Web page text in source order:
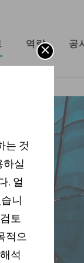
역량 공시
는 것
하실
. 얼
니
토
적으
석